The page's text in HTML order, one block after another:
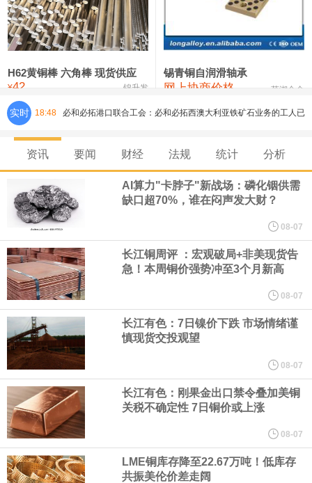
铸造铝合金锭(ZLD104) 24,300—24,500 24,400
压铸锌合金锭 26,500—26,700
氯化镍 38,300—40,300 39,300 0
H62黄铜棒 六角棒 现货供应
¥42 锦升发
锡青铜自润滑轴承
网上协商价格 芜湖合金
实时 18:48 必和必拓港口联合工会：必和必拓西澳大利亚铁矿石业务的工人已
通知，将于8月9日实施24小时停工。
8月7日，宇树科技董事长王兴兴网上路演时表示，报告期内，公司
研发费用金额分别为4,995.18万元、7,001.70万元、14,496.56万
元，最近3年复合增长率达70.36%，呈快速增长趋势，并形成多项
核心技术和知识产权。截至2026年1月31日，公司拥有262项专利权
（含境内发明专利20项）。
纽约期银日内涨4%，现报64.08美元/盎司。
宇树科技董事长、总经理兼首席技术官王兴兴在网上路演时表示，
经过多年研发创新和技术积累，公司逐步形成了包括一体化关节集
成技术、高紧凑度机器人身体集成技术、机器人激光雷达全自研核
资讯 要闻 财经 法规 统计 分析
AI算力"卡脖子"新战场：磷化铟供需
缺口超70%，谁在闷声发大财？
08-07
长江铜周评 ：宏观破局+非美现货告
急！本周铜价强势冲至3个月新高
08-07
长江有色：7日镍价下跌 市场情绪谨
慎现货交投观望
08-07
长江有色：刚果金出口禁令叠加美铜
关税不确定性 7日铜价或上涨
08-07
LME铜库存降至22.67万吨！低库存
共振美伦价差走阔